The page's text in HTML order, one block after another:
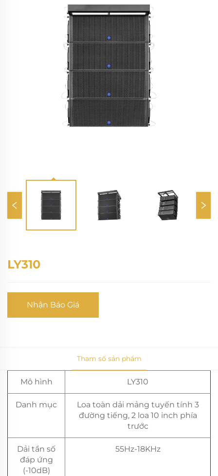
LY310
Nhận Báo Giá
Tham số sản phẩm
Mô hình LY310
Danh mục
Loa toàn dải mảng tuyến tính 3
đường tiếng, 2 loa 10 inch phía
trước
Dải tần số
đáp ứng
(-10dB)
55Hz-18KHz